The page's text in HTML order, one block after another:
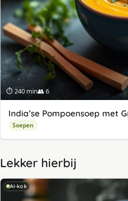
⏱ 240 min👥 6
India’se Pompoensoep met
Soepen
Lekker hierbij
AI-kok